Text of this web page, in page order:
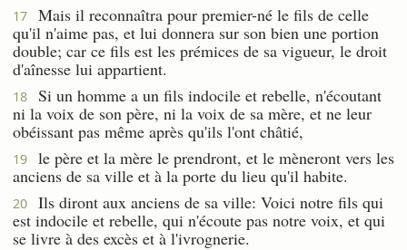
17
Mais il reconnaîtra pour premier-né le fils de celle
qu'il n'aime pas, et lui donnera sur son bien une portion
double; car ce fils est les prémices de sa vigueur, le droit
d'aînesse lui appartient.
18
Si un homme a un fils indocile et rebelle, n'écoutant
ni la voix de son père, ni la voix de sa mère, et ne leur
obéissant pas même après qu'ils l'ont châtié,
19
le père et la mère le prendront, et le mèneront vers les
anciens de sa ville et à la porte du lieu qu'il habite.
20
Ils diront aux anciens de sa ville: Voici notre fils qui
est indocile et rebelle, qui n'écoute pas notre voix, et qui
se livre à des excès et à l'ivrognerie.